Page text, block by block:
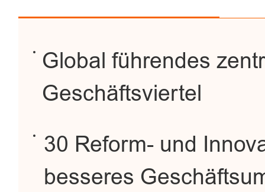
Global führendes
Geschäftsviertel
30 Reform- und
besseres